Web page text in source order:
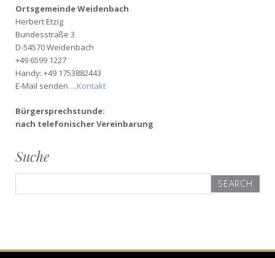
Ortsgemeinde Weidenbach
Herbert Etzig
Bundesstraße 3
D-54570 Weidenbach
+49 6599 1227
Handy: +49 1753882443
E-Mail senden …Kontakt
Bürgersprechstunde:
nach telefonischer Vereinbarung
Suche
for: